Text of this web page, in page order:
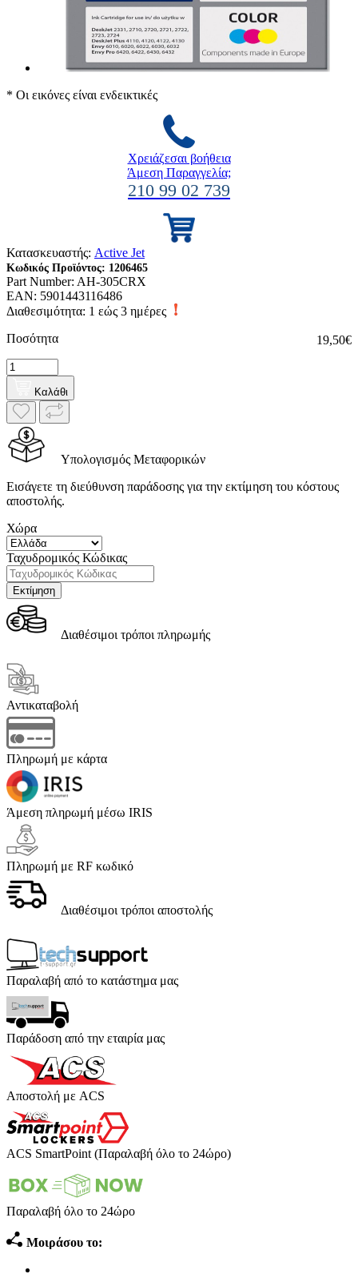
* Οι εικόνες είναι ενδεικτικές
Χρειάζεσαι βοήθεια
Άμεση Παραγγελία;
210 99 02 739
Κατασκευαστής: Active Jet
Κωδικός Προϊόντος: 1206465
Part Number: AH-305CRX
EAN: 5901443116486
Διαθεσιμότητα: 1 εώς 3 ημέρες
19,50€
Ποσότητα
Καλάθι
Υπολογισμός Μεταφορικών
Εισάγετε τη διεύθυνση παράδοσης για την εκτίμηση του κόστους
αποστολής.
Χώρα
Ταχυδρομικός Κώδικας
Διαθέσιμοι τρόποι πληρωμής
Αντικαταβολή
Πληρωμή με κάρτα
Άμεση πληρωμή μέσω IRIS
Πληρωμή με RF κωδικό
Διαθέσιμοι τρόποι αποστολής
Παραλαβή από το κατάστημα μας
Παράδοση από την εταιρία μας
Αποστολή με ACS
ACS SmartPoint (Παραλαβή όλο το 24ώρο)
Παραλαβή όλο το 24ώρο
Μοιράσου το: